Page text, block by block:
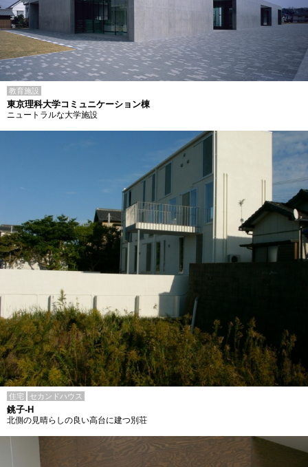
教育施設
東京理科大学コミュニケーション棟
ニュートラルな大学施設
住宅 セカンドハウス
銚子-H
北側の見晴らしの良い高台に建つ別荘